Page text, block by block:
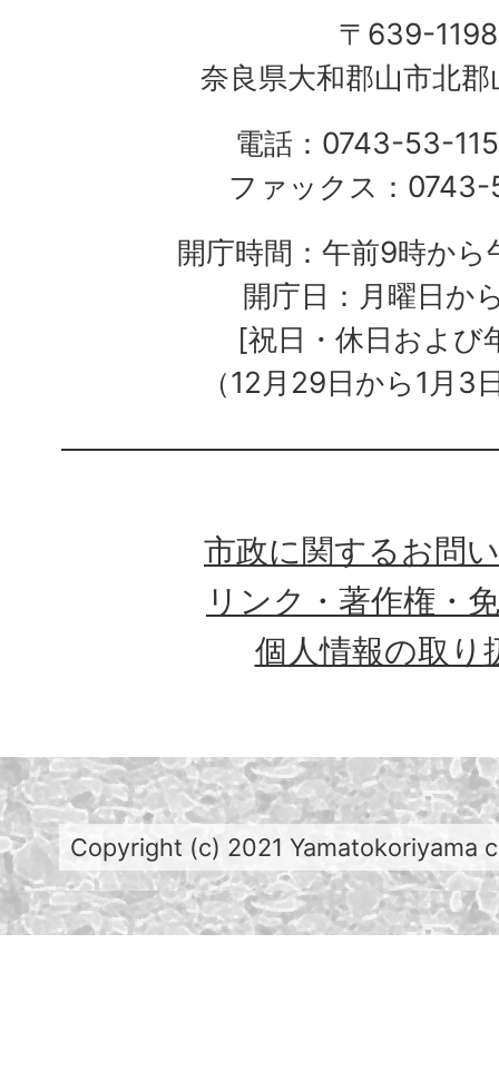
〒639-1198
奈良県大和郡山市北
電話：0743-53-
ファックス：
開庁時間：午前9時か
開庁日：月曜日か
[祝日・休日および
（12月29日から1月3
市政に関するお問
リンク・著作権・
個人情報の取り
Copyright (c) 2021 Yamatokoriyama